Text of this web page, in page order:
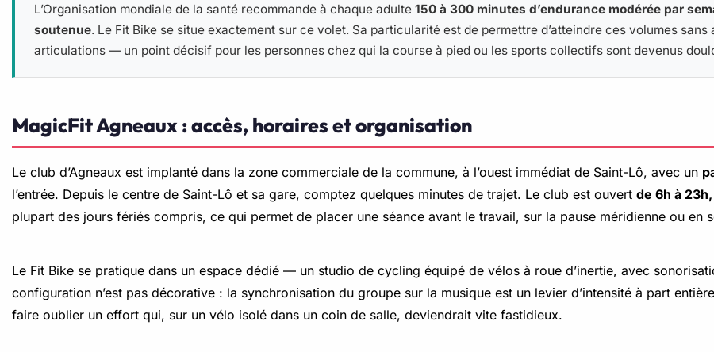
L’Organisation mondiale de la santé recommande à chaque adulte 150 à 300 minutes d’endurance modérée par
soutenue. Le Fit Bike se situe exactement sur ce volet. Sa particularité est de permettre d’atteindre ces volumes
articulations — un point décisif pour les personnes chez qui la course à pied ou les sports collectifs sont devenus
MagicFit Agneaux : accès, horaires et organisation
Le club d’Agneaux est implanté dans la zone commerciale de la commune, à l’ouest immédiat de Saint-Lô, avec un
l’entrée. Depuis le centre de Saint-Lô et sa gare, comptez quelques minutes de trajet. Le club est ouvert de 6h à
plupart des jours fériés compris, ce qui permet de placer une séance avant le travail, sur la pause méridienne ou en
Le Fit Bike se pratique dans un espace dédié — un studio de cycling équipé de vélos à roue d’inertie, avec
configuration n’est pas décorative : la synchronisation du groupe sur la musique est un levier d’intensité à part
faire oublier un effort qui, sur un vélo isolé dans un coin de salle, deviendrait vite fastidieux.